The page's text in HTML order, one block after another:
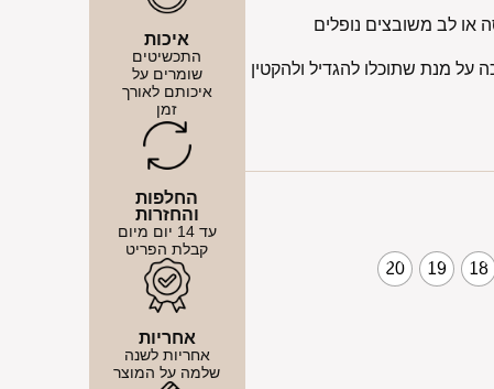
או לב משובצים נופלים
הארכה על מנת שתוכלו להגדיל ולהקטין
18
19
20
איכות
התכשיטים
שומרים על
איכותם לאורך
זמן
החלפות
והחזרות
עד 14 יום מיום
קבלת הפריט
אחריות
אחריות לשנה
שלמה על המוצר